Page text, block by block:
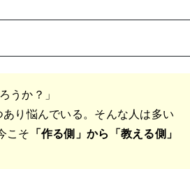
うか？」
り悩んでいる。そんな人は多い
こそ 「作る側」から「教える側」